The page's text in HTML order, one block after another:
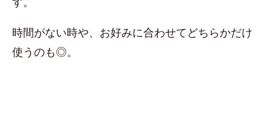
時間がない時や、お好みに合わせてどちらかだけ
使うのも◎。